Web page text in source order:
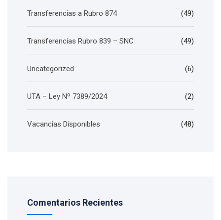
Transferencias a Rubro 874 (49)
Transferencias Rubro 839 – SNC (49)
Uncategorized (6)
UTA – Ley Nº 7389/2024 (2)
Vacancias Disponibles (48)
Comentarios Recientes